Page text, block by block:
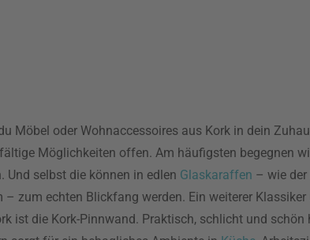
Möbel oder Wohnaccessoires aus Kork in dein
Möglichkeiten offen. Am häufigsten begegnen
Und selbst die können in edlen Glaskaraffen – wie
– zum echten Blickfang werden. Ein weiterer
ist die Kork-Pinnwand. Praktisch, schlicht und